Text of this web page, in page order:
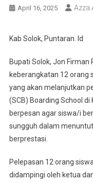
April 16, 2025 Azza
Kab Solok, Puntaran. Id
Bupati Solok, Jon
keberangkatan 12 orang
yang akan melanjutkan
(SCB) Boarding School
berpesan agar siswa/i
sungguh dalam
berprestasi.
Pelepasan 12 orang
didampingi oleh ketua